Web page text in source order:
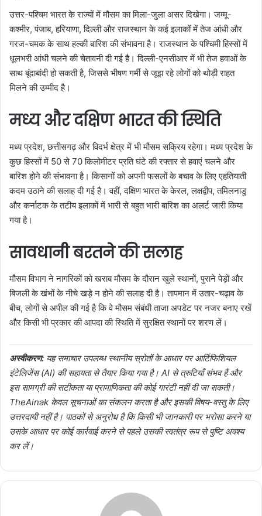
उत्तर-पश्चिम भारत के राज्यों में मौसम का मिला-जुला असर दिखेगा। जम्मू-
कश्मीर, पंजाब, हरियाणा, दिल्ली और राजस्थान के कई इलाकों में तेज आंधी और
गरज-चमक के साथ हल्की बारिश की संभावना है। राजस्थान के पश्चिमी हिस्सों में
धूलभरी आंधी चलने की चेतावनी दी गई है। दिल्ली-एनसीआर में भी तेज हवाओं के
साथ बूंदाबांदी हो सकती है, जिससे भीषण गर्मी से जूझ रहे लोगों को थोड़ी राहत
मिलने की उम्मीद है।
मध्य और दक्षिण भारत की स्थिति
मध्य प्रदेश, छत्तीसगढ़ और विदर्भ क्षेत्र में भी मौसम सक्रिय रहेगा। मध्य प्रदेश के
कुछ हिस्सों में 50 से 70 किलोमीटर प्रति घंटे की रफ्तार से हवाएं चलने और
बारिश होने की संभावना है। किसानों को अपनी फसलों के बचाव के लिए एहतियाती
कदम उठाने की सलाह दी गई है। वहीं, दक्षिण भारत के केरल, लक्षद्वीप, तमिलनाडु
और कर्नाटक के तटीय इलाकों में भारी से बहुत भारी बारिश का अलर्ट जारी किया
गया है।
सावधानी बरतने की सलाह
मौसम विभाग ने नागरिकों को खराब मौसम के दौरान खुले स्थानों, पुराने पेड़ों और
बिजली के खंभों के नीचे खड़े न होने की सलाह दी है। तापमान में उतार-चढ़ाव के
बीच, लोगों से अपील की गई है कि वे मौसम संबंधी ताजा अपडेट पर नजर बनाए रखें
और किसी भी प्रकार की आपदा की स्थिति में सुरक्षित स्थानों पर शरण लें।
अस्वीकरण: यह समाचार उपलब्ध स्थानीय स्रोतों के आधार पर आर्टिफिशियल
इंटेलिजेंस (AI) की सहायता से तैयार किया गया है। AI से त्रुटियाँ संभव हैं और
इस सामग्री की सटीकता या प्रामाणिकता की कोई गारंटी नहीं दी जा सकती।
TheAinak केवल सूचनाओं का संकलन करता है और इसकी विषय-वस्तु के लिए
उत्तरदायी नहीं है। पाठकों से अनुरोध है कि किसी भी जानकारी पर भरोसा करने या
उसके आधार पर कोई कार्रवाई करने से पहले उसकी स्वतंत्र रूप से पुष्टि अवश्य
कर लें।